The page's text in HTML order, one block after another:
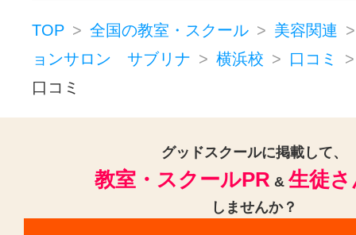
TOP 全国の教室・スクール
美容関連
ョンサロン サブリナ
横浜校
口コミ
口コミ
グッドスクールに掲載して、
教室・スクールPR & 生徒
しませんか？